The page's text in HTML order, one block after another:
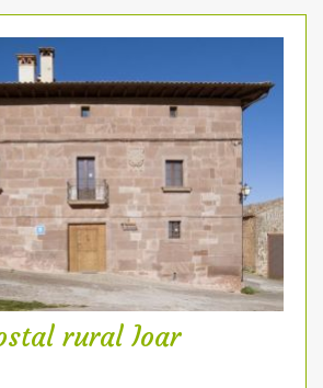
rural Ioar